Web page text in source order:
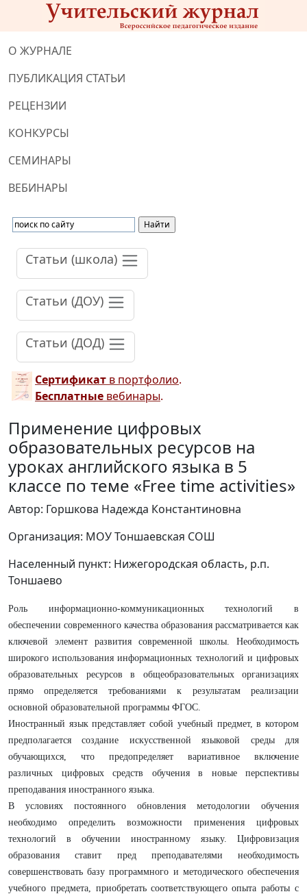
О ЖУРНАЛЕ
ПУБЛИКАЦИЯ СТАТЬИ
РЕЦЕНЗИИ
КОНКУРСЫ
СЕМИНАРЫ
ВЕБИНАРЫ
Статьи (школа)
Статьи (ДОУ)
Статьи (ДОД)
Сертификат в портфолио.
Бесплатные вебинары.
Применение цифровых
образовательных ресурсов на
уроках английского языка в 5
классе по теме «Free time activities»
Автор: Горшкова Надежда Константиновна
Организация: МОУ Тоншаевская СОШ
Населенный пункт: Нижегородская область, р.п.
Тоншаево
Роль информационно-коммуникационных технологий в
обеспечении современного качества образования рассматривается как
ключевой элемент развития современной школы. Необходимость
широкого использования информационных технологий и цифровых
образовательных ресурсов в общеобразовательных организациях
прямо определяется требованиями к результатам реализации
основной образовательной программы ФГОС.
Иностранный язык представляет собой учебный предмет, в котором
предполагается создание искусственной языковой среды для
обучающихся, что предопределяет вариативное включение
различных цифровых средств обучения в новые перспективы
преподавания иностранного языка.
В условиях постоянного обновления методологии обучения
необходимо определить возможности применения цифровых
технологий в обучении иностранному языку. Цифровизация
образования ставит пред преподавателями необходимость
совершенствовать базу программного и методического обеспечения
учебного предмета, приобретать соответствующего опыта работы с